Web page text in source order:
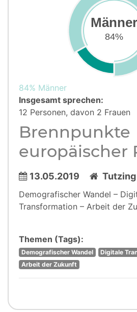
Männer
84%
84% Männer
Insgesamt sprechen:
12 Personen, davon 2 Frauen
Brennpunkte
europäischer
13.05.2019 Tutzing
Demografischer Wandel –
Transformation – Arbeit der
Themen (Tags):
Demografischer Wandel
Digitale
Arbeit der Zukunft